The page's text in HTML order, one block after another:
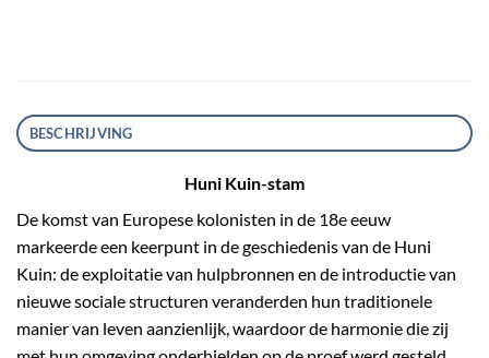
BESCHRIJVING
Huni Kuin-stam
De komst van Europese kolonisten in de 18e eeuw
markeerde een keerpunt in de geschiedenis van de Huni
Kuin: de exploitatie van hulpbronnen en de introductie van
nieuwe sociale structuren veranderden hun traditionele
manier van leven aanzienlijk, waardoor de harmonie die zij